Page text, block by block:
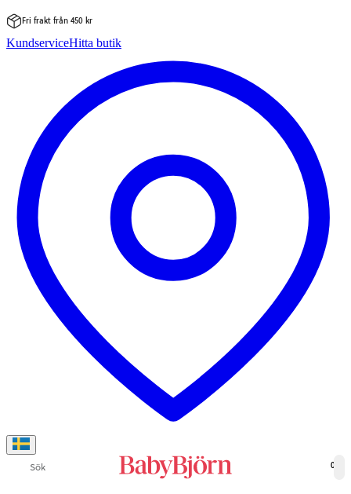
till
Fri frakt från 450 kr
KundserviceHitta butik
Sök 0